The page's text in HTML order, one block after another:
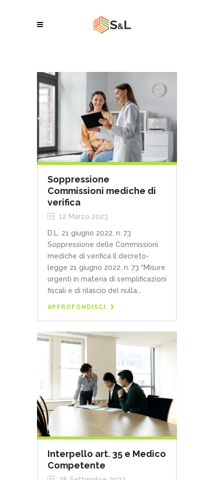
Soppressione
Commissioni mediche di
verifica
12 Marzo 2023
D.L. 21 giugno 2022, n. 73
Soppressione delle Commissioni
mediche di verifica Il decreto-
legge 21 giugno 2022, n. 73 “Misure
urgenti in materia di semplificazioni
fiscali e di rilascio del nulla...
APPROFONDISCI
Interpello art. 35 e Medico
Competente